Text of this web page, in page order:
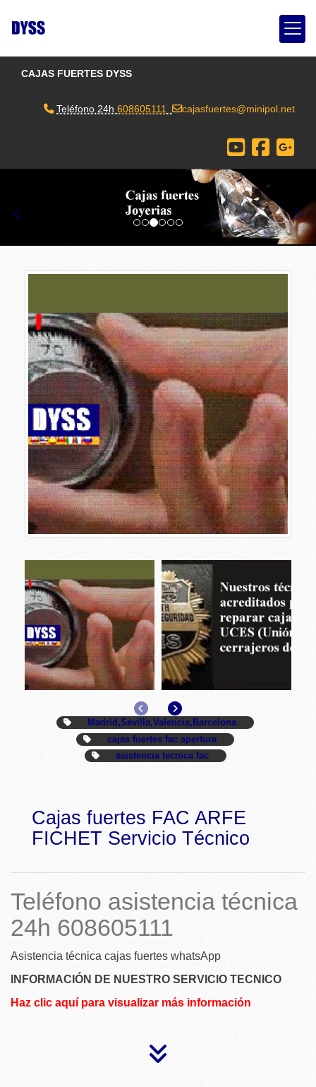
CAJAS FUERTES DYSS
Teléfono 24h 608605111 cajasfuertes minipol.net
AnteriorSiguiente
Madrid,Sevilla,Valencia,Barcelona
cajas fuertes fac apertura
asistencia tecnica fac
Cajas fuertes FAC ARFE
FICHET Servicio Técnico
Teléfono asistencia técnica
24h 608605111
Asistencia técnica cajas fuertes whatsApp
INFORMACIÓN DE NUESTRO SERVICIO TECNICO
Haz clic aquí para visualizar más información